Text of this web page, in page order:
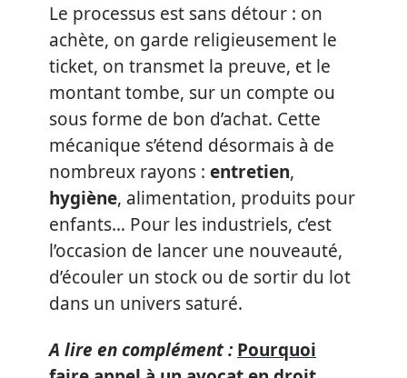
Le processus est sans détour : on
achète, on garde religieusement le
ticket, on transmet la preuve, et le
montant tombe, sur un compte ou
sous forme de bon d’achat. Cette
mécanique s’étend désormais à de
nombreux rayons : entretien,
hygiène, alimentation, produits pour
enfants… Pour les industriels, c’est
l’occasion de lancer une nouveauté,
d’écouler un stock ou de sortir du lot
dans un univers saturé.
A lire en complément : Pourquoi